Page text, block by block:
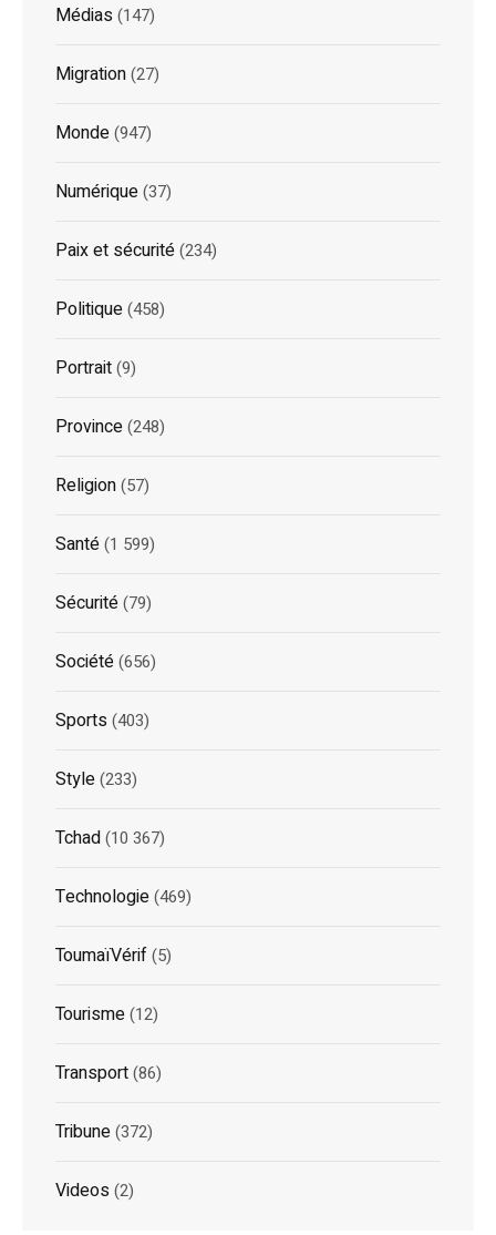
Médias(147)
Migration(27)
Monde(947)
Numérique(37)
Paix et sécurité(234)
Politique(458)
Portrait(9)
Province(248)
Religion(57)
Santé(1 599)
Sécurité(79)
Société(656)
Sports(403)
Style(233)
Tchad(10 367)
Technologie(469)
ToumaïVérif(5)
Tourisme(12)
Transport(86)
Tribune(372)
Videos(2)